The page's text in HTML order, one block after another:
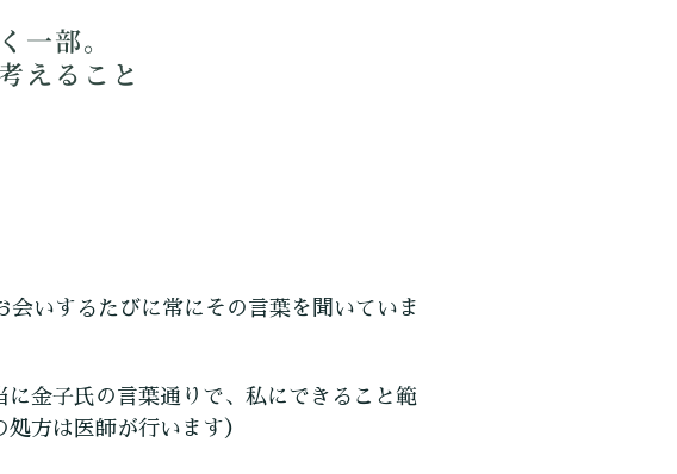
一部。
えること
いするたびに常にその言葉を聞いていま
金子氏の言葉通りで、私にできること範
方は医師が行います）